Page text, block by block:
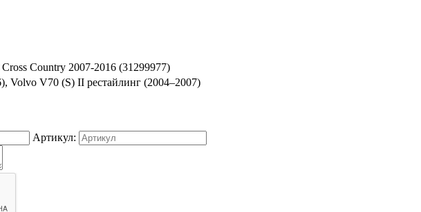
Country 2007-2016 (31299977)
Volvo V70 (S) II рестайлинг (2004–2007)
Артикул: